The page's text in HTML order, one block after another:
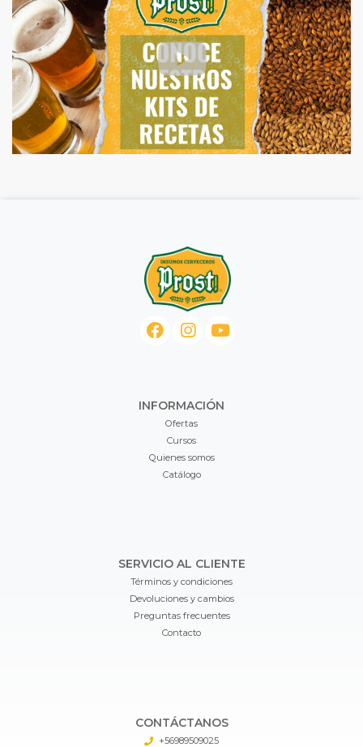
INFORMACIÓN
Ofertas
Cursos
Quienes somos
Catálogo
SERVICIO AL CLIENTE
Términos y condiciones
Devoluciones y cambios
Preguntas frecuentes
Contacto
CONTÁCTANOS
+56989509025